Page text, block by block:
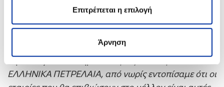
Επιτρέπεται η επιλογή
Άρνηση
Το Χρυσό Βραβείο για την ενότηταSustainable
Business παρέλαβε
παρέλαβε εκ μέρους της ΕΚΟ ο κ.
Ρομπέρτο Καραχάννας
Εγχώριας & Διεθνούς Εμπορίας, ο οποίος στις
δηλώσεις του επεσήμανε: «Εμείς στον Όμιλο
ΕΛΛΗΝΙΚΑ ΠΕΤΡΕΛΑΙΑ, από νωρίς εντοπίσαμε ότι οι